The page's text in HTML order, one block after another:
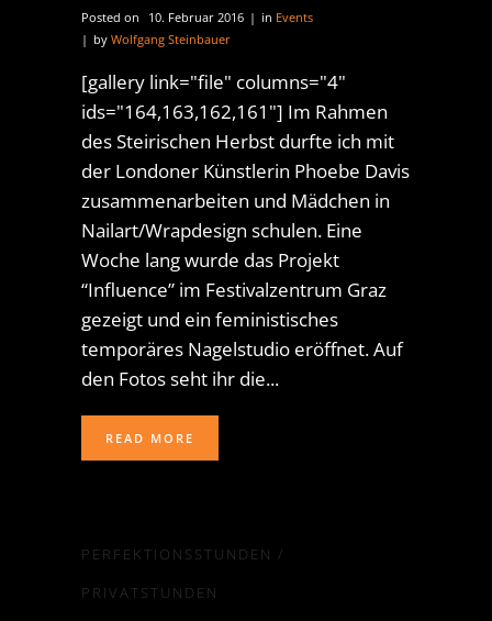
Posted on 10. Februar 2016 in Events
by Wolfgang Steinbauer
[gallery link="file" columns="4"
ids="164,163,162,161"] Im Rahmen
des Steirischen Herbst durfte ich mit
der Londoner Künstlerin Phoebe Davis
zusammenarbeiten und Mädchen in
Nailart/Wrapdesign schulen. Eine
Woche lang wurde das Projekt
“Influence” im Festivalzentrum Graz
gezeigt und ein feministisches
temporäres Nagelstudio eröffnet. Auf
den Fotos seht ihr die...
READ MORE
PERFEKTIONSSTUNDEN /
PRIVATSTUNDEN